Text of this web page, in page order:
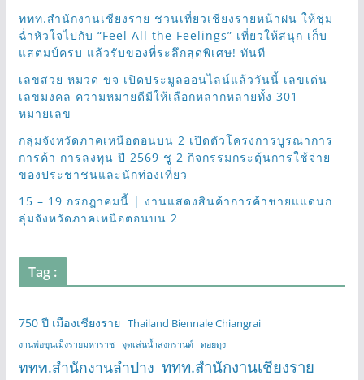
ททท.สำนักงานเชียงราย ชวนเที่ยวเชียงรายหน้าฝน ให้ชุ่ม
ฉ่ำหัวใจไปกับ “Feel All the Feelings” เที่ยวให้สนุก เก็บ
แสตมป์ครบ แล้วรับของที่ระลึกสุดพิเศษ! ทันที
เลขสวย หมวด ขจ เปิดประมูลออนไลน์แล้ววันนี้ เลขเด่น
เลขมงคล ความหมายดีมีให้เลือกหลากหลายทั้ง 301
หมายเลข
กลุ่มจังหวัดภาคเหนือตอนบน 2 เปิดตัวโครงการบูรณาการ
การค้า การลงทุน ปี 2569 ชู 2 กิจกรรมกระตุ้นการใช้จ่าย
ของประชาชนและนักท่องเที่ยว
15 – 19 กรกฎาคมนี้ | งานแสดงสินค้าการค้าชายแแดนก
ลุ่มจังหวัดภาคเหนือตอนบน 2
Tag :
750 ปี เมืองเชียงราย Thailand Biennale Chiangrai
งานพ่อขุนเม็งรายมหาราช จุดเล่นน้ำสงกรานต์ ดอยตุง
ททท.สำนักงานลำปาง ททท.สำนักงานเชียงราย